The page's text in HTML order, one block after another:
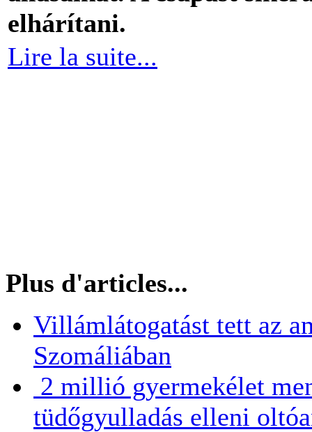
elhárítani.
Lire la suite...
Plus d'articles...
Villámlátogatást tett az
Szomáliában
2 millió gyermekélet
tüdőgyulladás elleni